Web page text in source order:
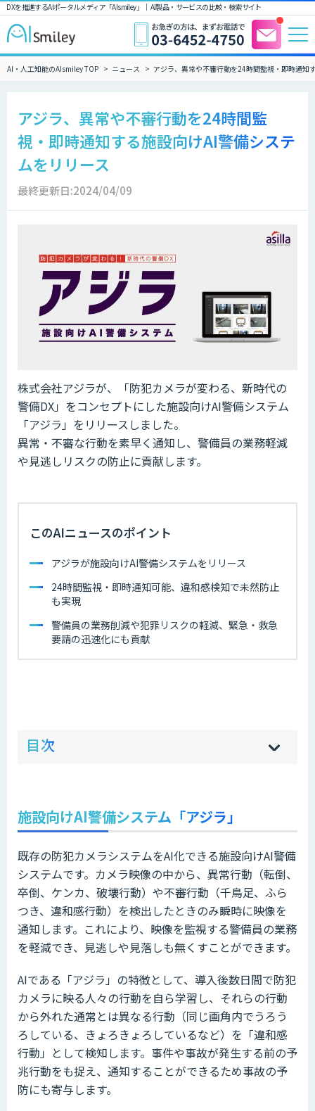
DXを推進するAIポータルメディア「AIsmiley」｜ AI製品・サービスの比較・検索サイト
AI・人工知能のAIsmiley TOP ニュース アジラ、異常や不審行動を24時間監視・即時通知
アジラ、異常や不審行動を24時間監
視・即時通知する施設向けAI警備システ
ムをリリース
最終更新日:2024/04/09
株式会社アジラが、「防犯カメラが変わる、新時代の
警備DX」をコンセプトにした施設向けAI警備システム
「アジラ」をリリースしました。
異常・不審な行動を素早く通知し、警備員の業務軽減
や見逃しリスクの防止に貢献します。
このAIニュースのポイント
アジラが施設向けAI警備システムをリリース
24時間監視・即時通知可能、違和感検知で未然防止
も実現
警備員の業務削減や犯罪リスクの軽減、緊急・救急
要請の迅速化にも貢献
目次 hi
]
sh
]
施設向けAI警備システム「アジラ」
既存の防犯カメラシステムをAI化できる施設向けAI警備
システムです。カメラ映像の中から、異常行動（転倒、
卒倒、ケンカ、破壊行動）や不審行動（千鳥足、ふら
つき、違和感行動）を検出したときのみ瞬時に映像を
通知します。これにより、映像を監視する警備員の業務
を軽減でき、見逃しや見落しも無くすことができます。
AIである「アジラ」の特徴として、導入後数日間で防犯
カメラに映る人々の行動を自ら学習し、それらの行動
から外れた通常とは異なる行動（同じ画角内でうろう
ろしている、きょろきょろしているなど）を「違和感
行動」として検知します。事件や事故が発生する前の予
兆行動をも捉え、通知することができるため事故の予
防にも寄与します。